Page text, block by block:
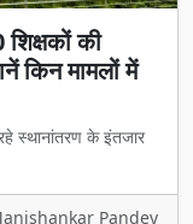
की
किन मामलों में
स्थानांतरण के इंतजार
Pandey